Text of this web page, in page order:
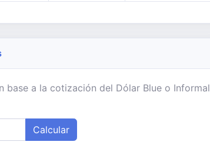
base a la cotización del Dólar Blue o Informal
Calcular